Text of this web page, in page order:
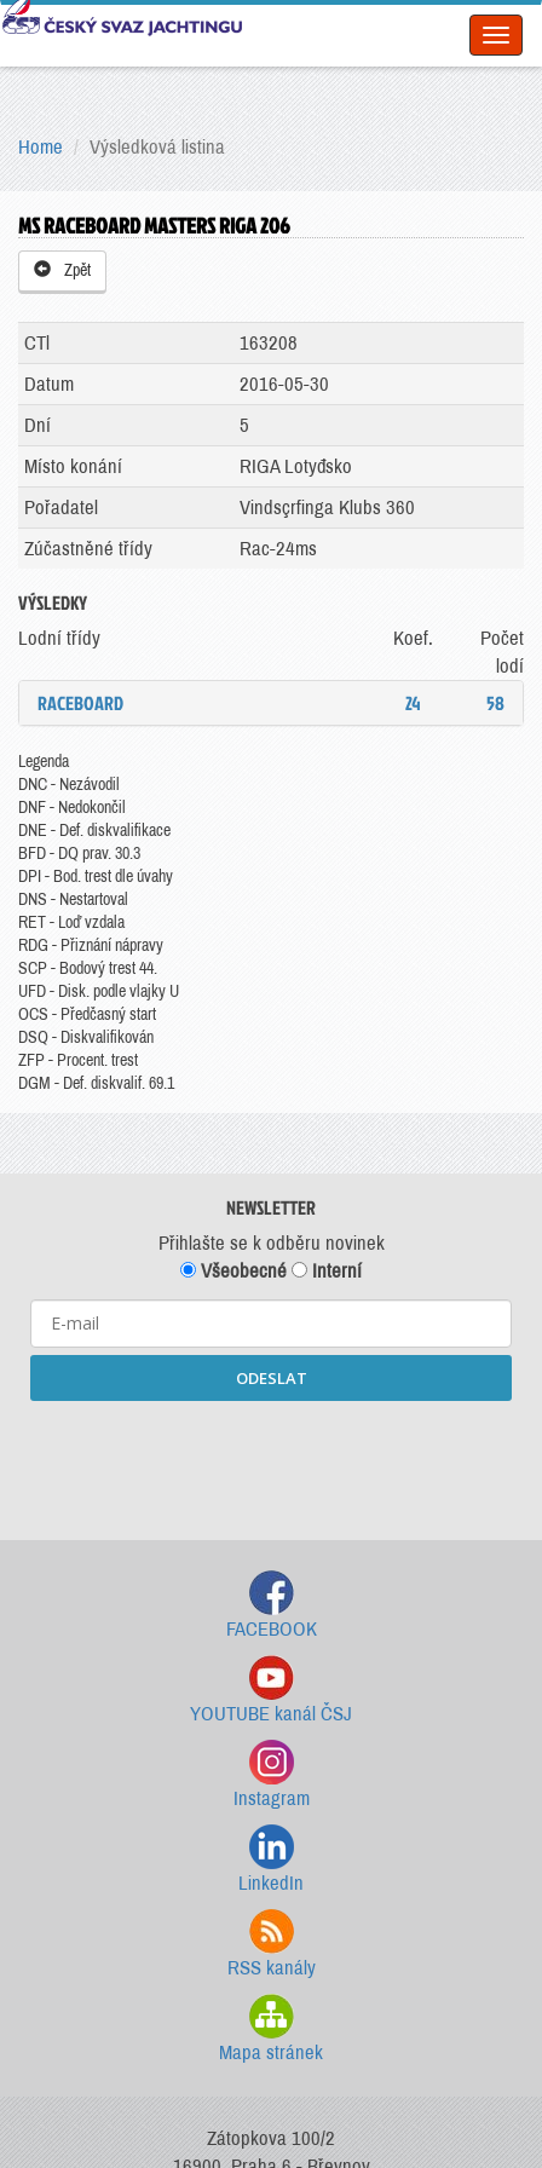
Home Výsledková listina
MS RACEBOARD MASTERS RIGA 206
Zpět
CTl
163208
Datum
2016-05-30
Dní
5
Místo konání
RIGA Lotyđsko
Pořadatel
Vindsçrfinga Klubs 360
Zúčastněné třídy
Rac-24ms
VÝSLEDKY
Lodní třídy Koef.
Počet
lodí
RACEBOARD 24 58
Legenda
DNC - Nezávodil
DNF - Nedokončil
DNE - Def. diskvalifikace
BFD - DQ prav. 30.3
DPI - Bod. trest dle úvahy
DNS - Nestartoval
RET - Loď vzdala
RDG - Přiznání nápravy
SCP - Bodový trest 44.
UFD - Disk. podle vlajky U
OCS - Předčasný start
DSQ - Diskvalifikován
ZFP - Procent. trest
DGM - Def. diskvalif. 69.1
NEWSLETTER
Přihlašte se k odběru novinek
Všeobecné
Interní
ODESLAT
FACEBOOK
YOUTUBE kanál ČSJ
Instagram
LinkedIn
RSS kanály
Mapa stránek
Zátopkova 100/2